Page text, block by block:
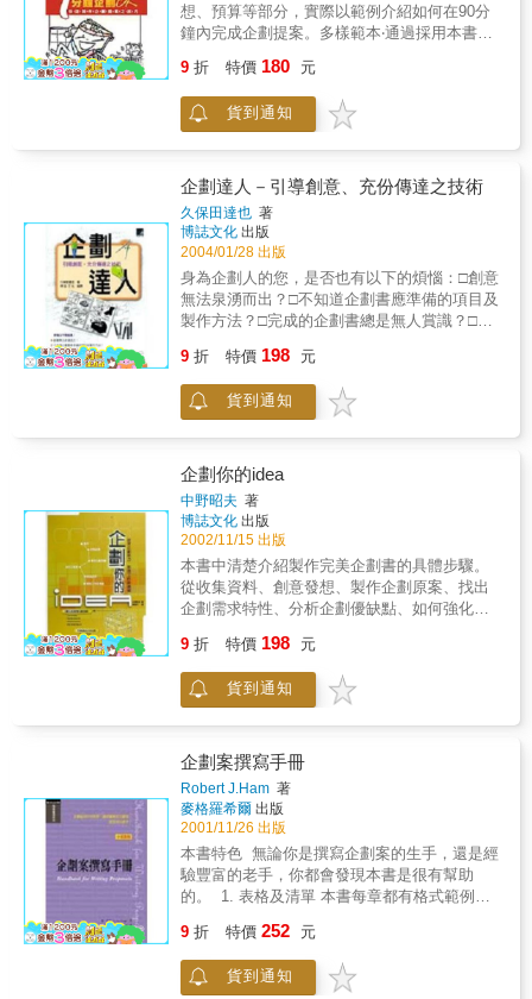
想、預算等部分，實際以範例介紹如何在90分
鐘內完成企劃提案。多樣範本‧通過採用本書詳
報會議需注意的事項，以及針對顧客的類型來
擬定企劃策略等等，讓您對症下藥，提高企劃
提案的採用率。此外並有多種範例格式，使您
案書若不能在限期內完成，再怎麼完美也是毫
無意義。如何快速製作又使提案通過才是我們
所追求的目的！Chapter2如何才能在90分鐘內
完成一份採用率高的企劃提案？本章節分成
「標題」「背景」「目的」等部分，實際介紹
如何在90分鐘內完成的完整觀念與技巧。
Chapter3 本章分析簡報會議應注意的事項：掌
握簡報對象、選擇簡報地點....。使您絕不浪費
精心製作的企劃提案書。Chapter4其實各產業
廣告業界、製造商、出版產業等等，實際以範
例介紹適合各產業的提案格式。Chapter5本章
依據管理職、業務、現場負責人關係者類型說
也針對各位讀者的類型，介紹適合的企劃提案
形式。Chapter6快速完成企劃提案後，若再加
上一點文字、圖解上的修飾，將更提高其採用
率！關於這個部分，如文字的標記、圖形的基
本代表意義，本章都為您詳細解說。附錄除了
介紹立即就可使用的提案書範例，還教您如何
選擇軟硬體設備來建構您的企劃機制！使您在
9 折 特價 180 元
貨到通知
企劃達人－引導創意、充份傳達之技術
久保田達也 著
博誌文化 出版
2004/01/28 出版
身為企劃人的您，是否也有以下的煩惱：□創意
無法泉湧而出？□不知道企劃書應準備的項目及
製作方法？□完成的企劃書總是無人賞識？□企
心！ 本書將傳授你從日常生活中產生好企劃的
創意訣竅和製作優秀企劃書的技術。本書由一
年有百場企劃講座的企劃大師久保田達也所
有鉅細靡遺的講解。並介紹21世紀型的簡報方
法，使您擁有完整的企劃概念。 創意篇只要時
時注意身邊的事物，創意隨手可得。本篇將教
你如何從日常生活中攫取創意，另外還有書寫
創意日記的訣竅喔！ 企劃形成篇空有一堆好點
子，怎麼讓它成形卻是個大問題。本篇分成
「自己的企劃」與「承包的企劃」兩個方向，
依據類型的特質來說明企劃的流程。 企劃書製
作篇自己好不容易完成的企劃書，卻總是無人
書、網頁企劃書到PowerPoint企劃書，豐富易
懂的圖解，讓你輕鬆上手企劃成型。 簡報篇實
現理想才是我們製作企劃的最終目的。本篇要
報技巧，讓你順利說服委託者，執行你精心設
計的企劃。
9 折 特價 198 元
貨到通知
企劃你的idea
中野昭夫 著
博誌文化 出版
2002/11/15 出版
本書中清楚介紹製作完美企劃書的具體步驟。
從收集資料、創意發想、製作企劃原案、找出
企劃需求特性、分析企劃優缺點、如何強化原
解』+『表單』幫助您一次徹底瞭解企劃、提昇
企劃力，製作出完整的企劃書，往自我實現的
道路邁進！
9 折 特價 198 元
貨到通知
企劃案撰寫手冊
Robert J.Ham 著
麥格羅希爾 出版
2001/11/26 出版
本書特色 無論你是撰寫企劃案的生手，還是經
驗豐富的老手，你都會發現本書是很有幫助
的。 1. 表格及清單 本書每章都有格式範例、
公司量身訂做的表格。 2. 企劃案格式的範例
整本書當中，你會看到拒絕信、說明信、企劃
案的目錄、封面、執行摘要、履歷檔案及企劃
9 折 特價 252 元
貨到通知